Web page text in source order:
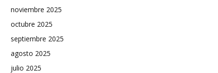
noviembre 2025
octubre 2025
septiembre 2025
agosto 2025
julio 2025